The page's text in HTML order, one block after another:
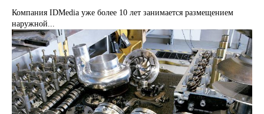
Компания IDMedia уже более 10 лет занимается размещением
наружной...